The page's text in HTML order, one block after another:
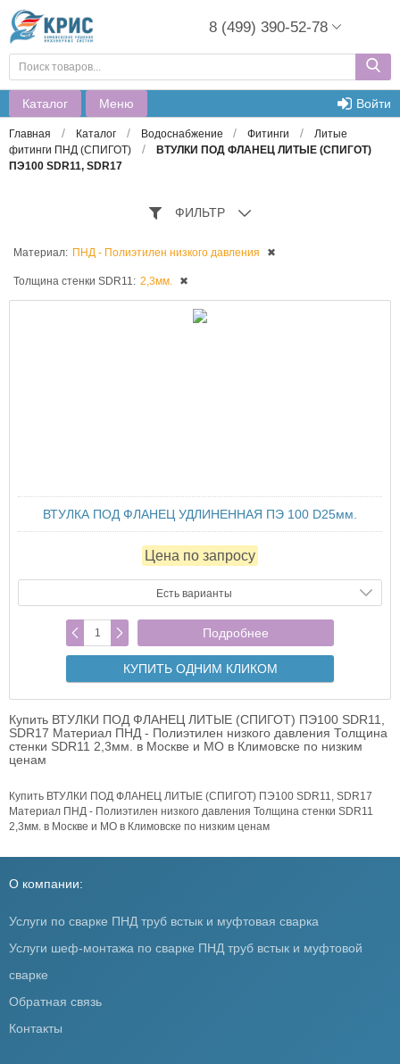
8 (499) 390-52-78
Каталог Меню Войти
Главная / Каталог / Водоснабжение / Фитинги /
Литые
фитинги ПНД (СПИГОТ)
/
ВТУЛКИ ПОД ФЛАНЕЦ ЛИТЫЕ (СПИГОТ)
ПЭ100 SDR11, SDR17
ФИЛЬТР
Материал: ПНД - Полиэтилен низкого давления ✖
Толщина стенки SDR11: 2,3мм. ✖
ВТУЛКА ПОД ФЛАНЕЦ УДЛИНЕННАЯ ПЭ 100 D25мм.
Цена по запросу
Есть варианты
Подробнее
КУПИТЬ ОДНИМ КЛИКОМ
Купить ВТУЛКИ ПОД ФЛАНЕЦ ЛИТЫЕ (СПИГОТ) ПЭ100 SDR11,
SDR17 Материал ПНД - Полиэтилен низкого давления Толщина
стенки SDR11 2,3мм. в Москве и МО в Климовске по низким
ценам
Купить ВТУЛКИ ПОД ФЛАНЕЦ ЛИТЫЕ (СПИГОТ) ПЭ100 SDR11, SDR17
Материал ПНД - Полиэтилен низкого давления Толщина стенки SDR11
2,3мм. в Москве и МО в Климовске по низким ценам
О компании:
Услуги по сварке ПНД труб встык и муфтовая сварка
Услуги шеф-монтажа по сварке ПНД труб встык и муфтовой
сварке
Обратная связь
Контакты